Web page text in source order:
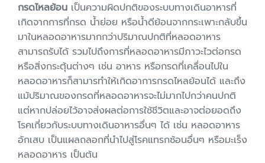
กรดไหลย้อน เป็นความผิดปกติของระบบทางเดินอาหารที่
เกิดจากการที่กรด น้ำย่อย หรือน้ำดีย้อนจากกระเพาะกลับขึ้น
มาในหลอดอาหารมากกว่าปริมาณปกติที่หลอดอาหาร
สามารถรับได้ รวมไปถึงการที่หลอดอาหารมีภาวะไวต่อกรด
หรือสิ่งกระตุ้นต่างๆ เช่น อาหาร หรือกรดที่เคลื่อนไปใน
หลอดอาหารก็สามารทำให้เกิดอาการกรดไหลย้อนได้ และถึง
แม้ปริมาณของกรดที่หลอดอาหารจะไม่มากไปกว่าคนปกติ
แต่หากปล่อยไว้อาจส่งผลต่อการใช้ชีวิตและอาจต่อยอดถึง
โรคเกี่ยวกับระบบทางเดินอาหารอื่นๆ ได้ เช่น หลอดอาหาร
อักเสบ เป็นแผลถลอกที่นำไปสู่โรคแทรกซ้อนอื่นๆ หรือมะเร็ง
หลอดอาหาร เป็นต้น